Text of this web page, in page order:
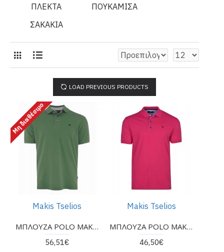
ΠΛΕΚΤΑ
ΠΟΥΚΑΜΙΣΑ
ΣΑΚΑΚΙΑ
LOAD PREVIOUS PRODUCTS
Μη διαθέσιμο
Makis Tselios
ΜΠΛΟΥΖΑ POLO MAKIS TSELIOS σε κανονική γραμμή
56,51€
Makis Tselios
ΜΠΛΟΥΖΑ POLO MAKIS TSELIOS σε κανονική γραμμή
46,50€